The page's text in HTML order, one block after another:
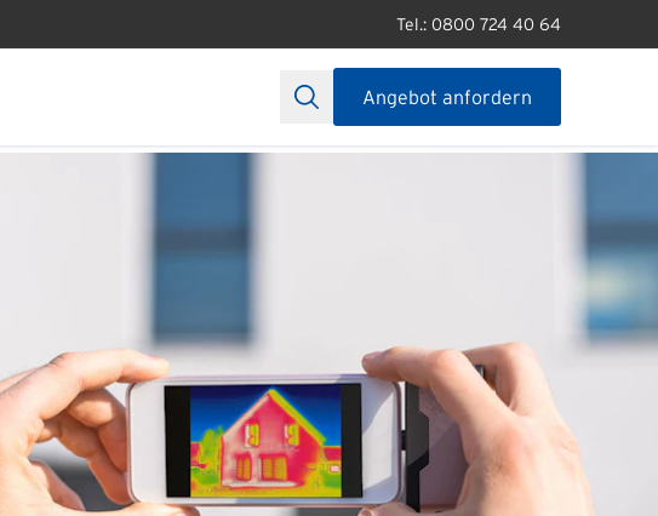
Tel.: 0800 724 40 64
Angebot anfordern